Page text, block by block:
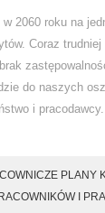
2060 roku na
Coraz
do naszych
i
PLANY
I